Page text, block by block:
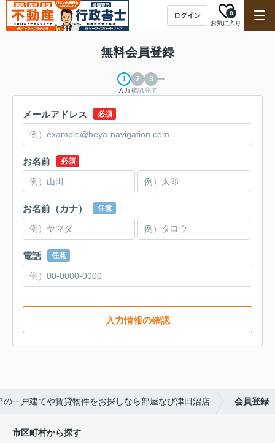
ログイン
お気に入り
0
無料会員登録
入力 確認完了
メールアドレス 必須
お名前 必須
お名前（カナ） 任意
電話 任意
入力情報の確認
の一戸建てや賃貸物件をお探しなら部屋なび津田沼店 会員登録
市区町村から探す